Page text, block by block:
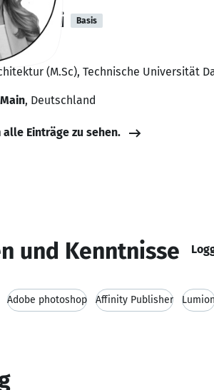
Fazli Basis
🎓
(M.Sc), Technische Universität
, Deutschland
alle Einträge zu sehen.
und Kenntnisse
Adobe photoshop Affinity Publisher